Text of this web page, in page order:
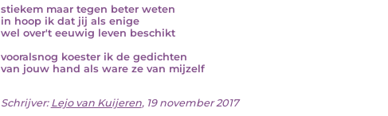
stiekem maar tegen beter weten
in hoop ik dat jij als enige
wel over't eeuwig leven beschikt
vooralsnog koester ik de gedichten
van jouw hand als ware ze van mijzelf
Schrijver: Lejo van Kuijeren, 19 november 2017